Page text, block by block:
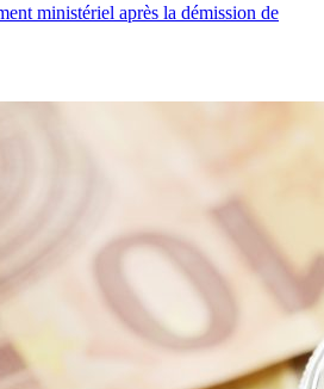
ministériel après la démission de